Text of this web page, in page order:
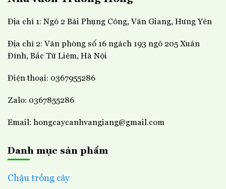
Địa chỉ 1: Ngõ 2 Bãi Phụng Công, Văn Giang, Hưng Yên
Địa chỉ 2: Văn phòng số 16 ngách 193 ngõ 205 Xuân
Đỉnh, Bắc Từ Liêm, Hà Nội
Điện thoại: 0367955286
Zalo: 0367855286
Email: hongcaycanhvangiang@gmail.com
Danh mục sản phẩm
Chậu trồng cây